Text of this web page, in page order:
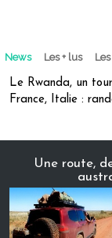
News Les + lus
Le Rwanda, un
France, Italie :
Une route,